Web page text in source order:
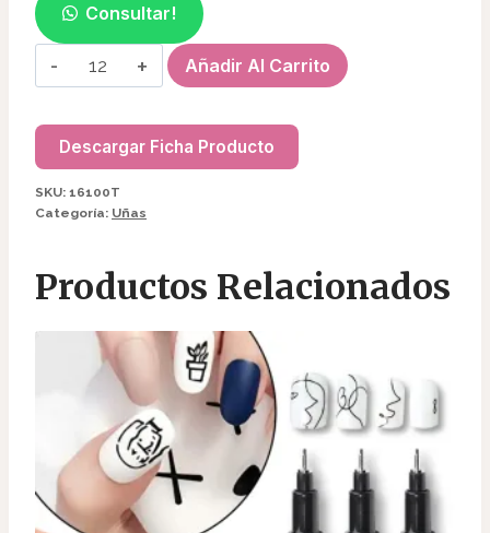
Consultar!
DIJE
KAWAI
16100T
cantidad
Añadir Al Carrito
Descargar Ficha Producto
SKU: 16100T
Categoría: Uñas
Productos Relacionados